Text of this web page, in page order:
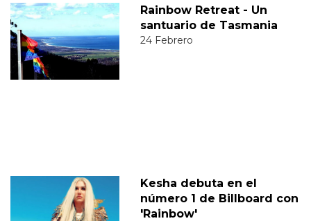
Rainbow Retreat - Un
santuario de Tasmania
24 Febrero
Kesha debuta en el
número 1 de Billboard con
'Rainbow'